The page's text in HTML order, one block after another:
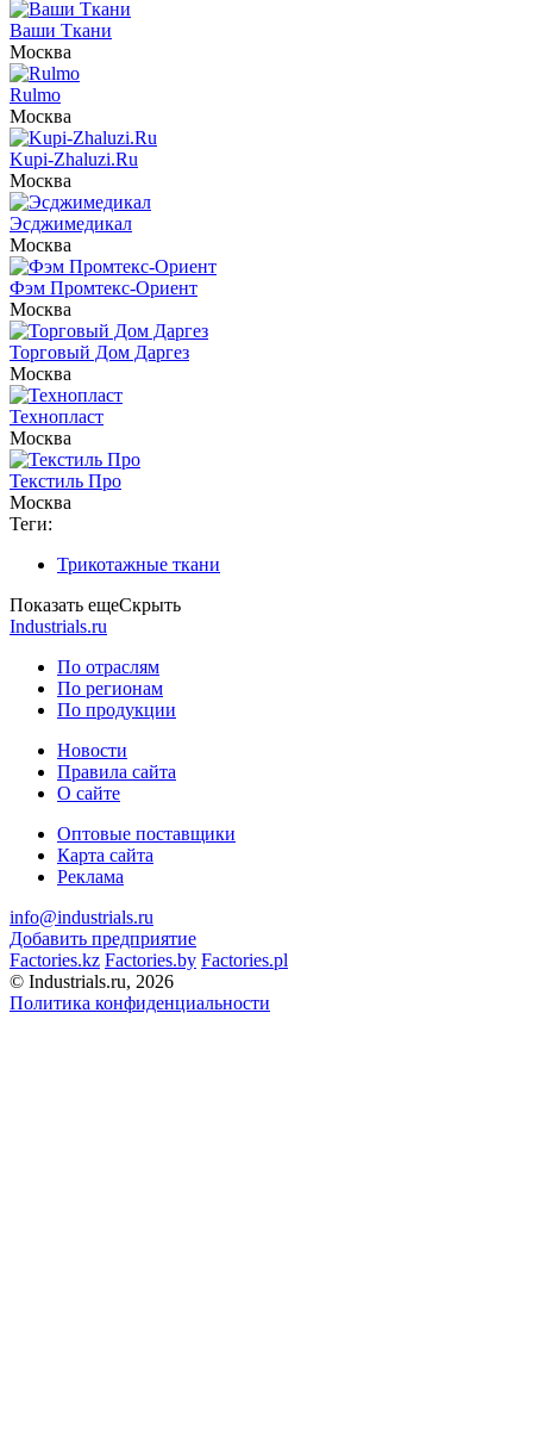
Ваши Ткани
Москва
Rulmo
Москва
Kupi-Zhaluzi.Ru
Москва
Эсджимедикал
Москва
Фэм Промтекс-Ориент
Москва
Торговый Дом Даргез
Москва
Технопласт
Москва
Текстиль Про
Москва
Теги:
Трикотажные ткани
Показать ещеСкрыть
Industrials.ru
По отраслям
По регионам
По продукции
Новости
Правила сайта
О сайте
Оптовые поставщики
Карта сайта
Реклама
info@industrials.ru
Добавить предприятие
Factories.kz Factories.by Factories.pl
© Industrials.ru, 2026
Политика конфиденциальности